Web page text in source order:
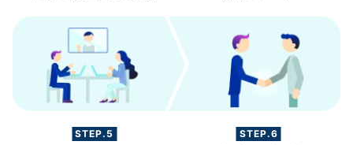
STEP.5 STEP.6